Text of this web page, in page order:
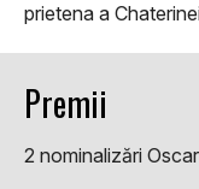
prietena a
Premii
2 nominalizări